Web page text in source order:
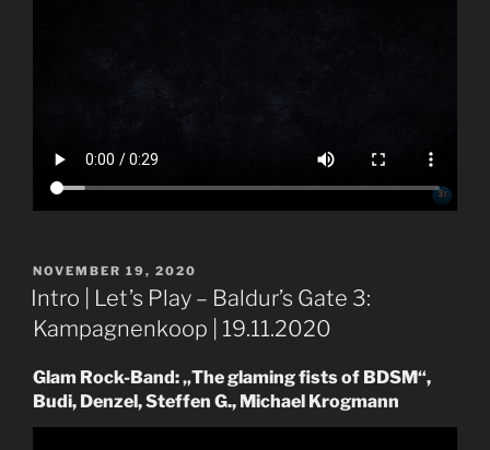
VERÖFFENTLICHT
AM
NOVEMBER 19, 2020
Intro | Let’s Play – Baldur’s Gate 3:
Kampagnenkoop | 19.11.2020
Glam Rock-Band: „The glaming fists of BDSM“,
Budi, Denzel, Steffen G., Michael Krogmann